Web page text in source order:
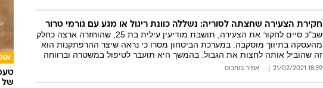
חקירת הצעירה שחצתה לסוריה: נשללה כוונת ריגול או מגע עם גורמי טרור
שב"כ סיים לחקור את הצעירה, תושבת מודיעין עילית בת 25, שהוחזרה ארצה כחלק
מהעסקה בתיווך מוסקבה. במערכת הביטחון מסרו כי נראה שיצר ההרפתקנות הוא
זה שהוביל אותה לחצות את הגבול. בהמשך היא תועבר לטיפול במשטרה וברווחה
18:39 21/02/2021 אמיר בוחבוט
של